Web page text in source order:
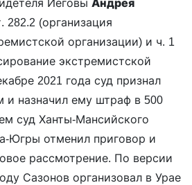
Иеговы Андрея
282.2 (организация
организации) и ч. 1
экстремистской
2021 года суд признал
и назначил ему штраф в 500
суд Ханты-Мансийского
Югры отменил приговор и
рассмотрение. По версии
Сазонов организовал в Урае